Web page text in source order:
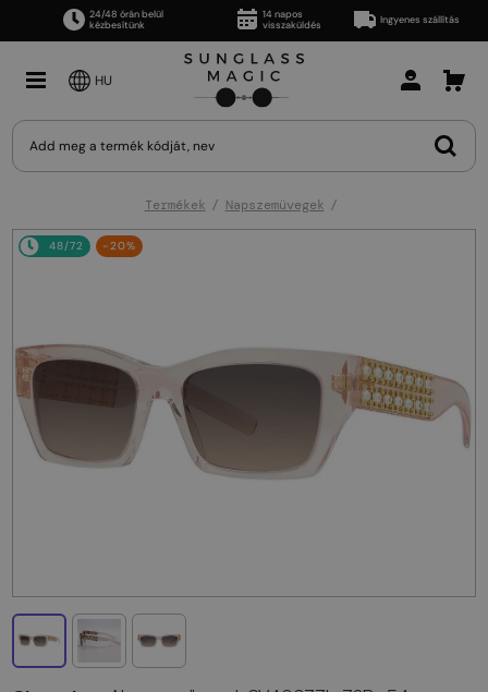
24/48 órán belül
kézbesítünk
14 napos
visszaküldés
Ingyenes szállítás
HU
Termékek Napszemüvegek
48/72 -20%